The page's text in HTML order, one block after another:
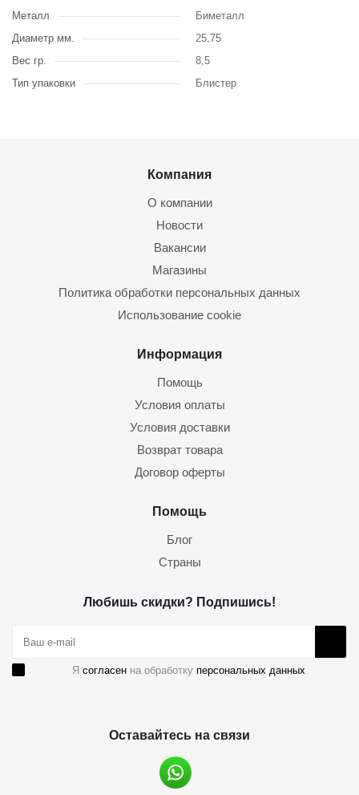
Металл
Биметалл
Диаметр мм.
25,75
Вес гр.
8,5
Тип упаковки
Блистер
Компания
О компании
Новости
Вакансии
Магазины
Политика обработки персональных данных
Использование cookie
Информация
Помощь
Условия оплаты
Условия доставки
Возврат товара
Договор оферты
Помощь
Блог
Страны
Любишь скидки? Подпишись!
Я согласен на обработку персональных данных
Оставайтесь на связи